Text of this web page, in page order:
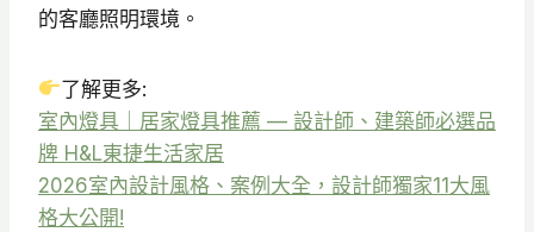
的客廳照明環境。
了解更多:
室內燈具｜居家燈具推薦 — 設計師、建築師必選品
牌 H&L東捷生活家居
2026室內設計風格、案例大全，設計師獨家11大風
格大公開!